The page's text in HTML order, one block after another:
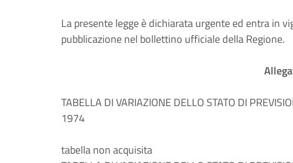
La presente legge è dichiarata urgente ed entra in
pubblicazione nel bollettino ufficiale della Regione.
TABELLA DI VARIAZIONE DELLO STATO DI
1974
tabella non acquisita